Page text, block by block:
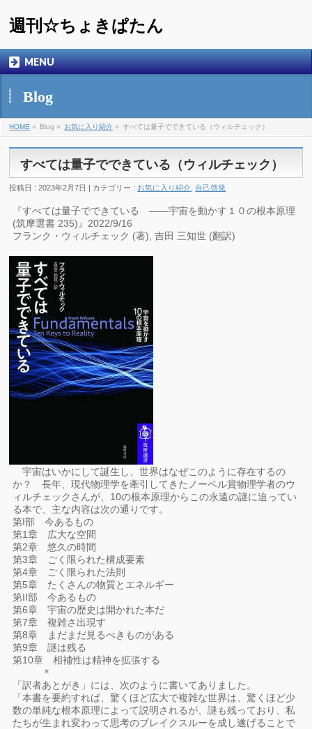
週刊☆ちょきぱたん
MENU
Blog
HOME » Blog » お気に入り紹介 » すべては量子でできている（ウィルチェック）
すべては量子でできている（ウィルチェック）
投稿日 : 2023年2月7日 | カテゴリー : お気に入り紹介 自己啓発
『すべては量子でできている ――宇宙を動かす１０の根本原理
(筑摩選書 235)』2022/9/16
フランク・ウィルチェック (著), 吉田 三知世 (翻訳)
宇宙はいかにして誕生し、世界はなぜこのように存在するの
か？ 長年、現代物理学を牽引してきたノーベル賞物理学者のウ
ィルチェックさんが、10の根本原理からこの永遠の謎に迫ってい
る本で、主な内容は次の通りです。
第I部 今あるもの
第1章 広大な空間
第2章 悠久の時間
第3章 ごく限られた構成要素
第4章 ごく限られた法則
第5章 たくさんの物質とエネルギー
第II部 今あるもの
第6章 宇宙の歴史は開かれた本だ
第7章 複雑さ出現す
第8章 まだまだ見るべきものがある
第9章 謎は残る
第10章 相補性は精神を拡張する
＊
「訳者あとがき」には、次のように書いてありました。
「本書を要約すれば、驚くほど広大で複雑な世界は、驚くほど少
数の単純な根本原理によって説明されるが、謎も残っており、私
たちが生まれ変わって思考のブレイクスルーを成し遂げることで